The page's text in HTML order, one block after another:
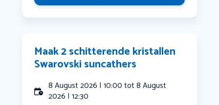
Maak 2 schitterende kristallen
Swarovski suncathers
8 August 2026 | 10:00 tot 8 August
2026 | 12:30